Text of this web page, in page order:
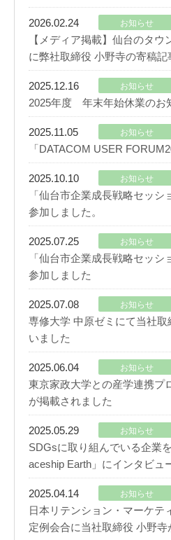
2026.02.24 お知らせ
【メディア掲載】仙台のタ
に弊社取締役 小野寺の寄稿
2025.12.16 お知らせ
2025年度 年末年始休業のお
2025.11.05 お知らせ
「DATACOM USER
2025.10.10 お知らせ
「仙台市企業成長戦略セッシ
参加しました。
2025.07.25 お知らせ
「仙台市企業成長戦略セッシ
参加しました
2025.07.08 お知らせ
専修大学 中原ゼミにて当社
いました
2025.06.04 お知らせ
東京家政大学との産学連携プ
が掲載されました
2025.05.29 お知らせ
SDGsに取り組んでいる企業
aceship Earth」にインタビュ
2025.04.14 お知らせ
日本リテンション・マーケテ
定例会合に当社取締役 小野寺